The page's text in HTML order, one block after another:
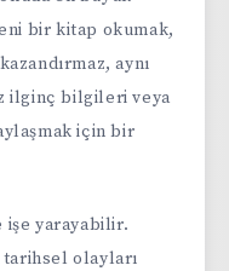
bir kitap okumak,
aynı
ilginç bilgileri veya
için bir
yarayabilir.
olayları